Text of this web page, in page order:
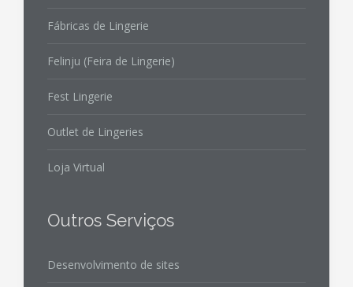
Fábricas de Lingerie
Felinju (Feira de Lingerie)
Fest Lingerie
Outlet de Lingeries
Loja Virtual
Outros Serviços
Desenvolvimento de sites